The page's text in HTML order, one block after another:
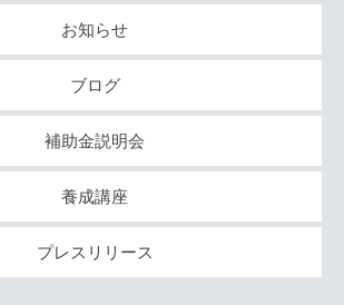
お知らせ
ブログ
補助金説明会
養成講座
プレスリリース